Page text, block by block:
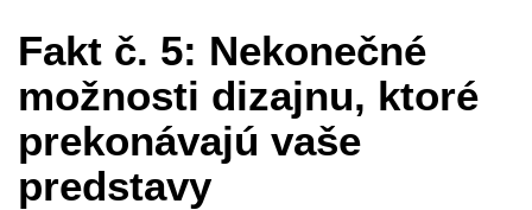
Fakt č. 5: Nekonečné
možnosti dizajnu, ktoré
prekonávajú vaše
predstavy